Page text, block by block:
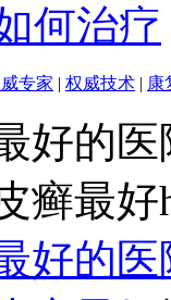
何治疗
专家 | 权威技术 | 康
好的
癣最好
好的